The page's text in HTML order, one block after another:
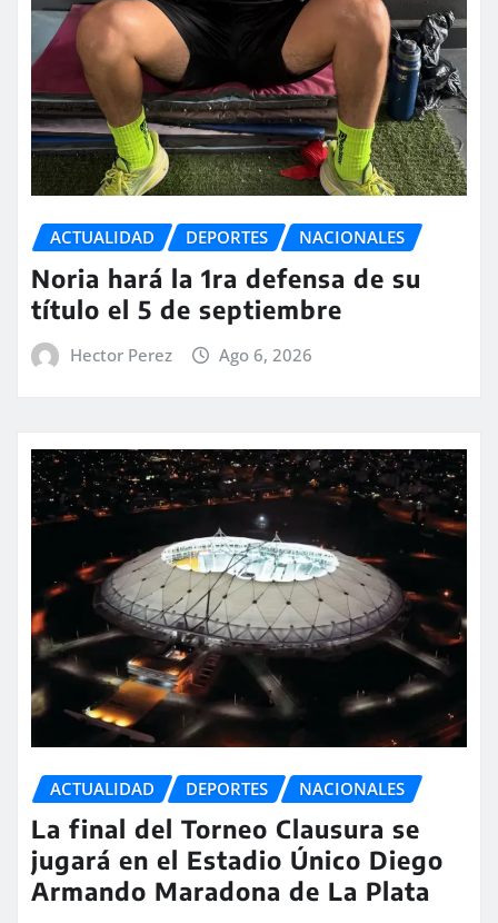
ACTUALIDAD DEPORTES NACIONALES
Noria hará la 1ra defensa de su
título el 5 de septiembre
Hector Perez Ago 6, 2026
ACTUALIDAD DEPORTES NACIONALES
La final del Torneo Clausura se
jugará en el Estadio Único Diego
Armando Maradona de La Plata